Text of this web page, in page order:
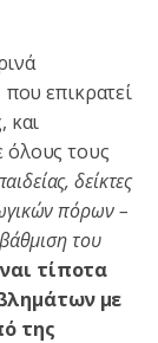
επικρατεί
και
όλους τους
δείκτες
πόρων –
του
τίποτα
με
της